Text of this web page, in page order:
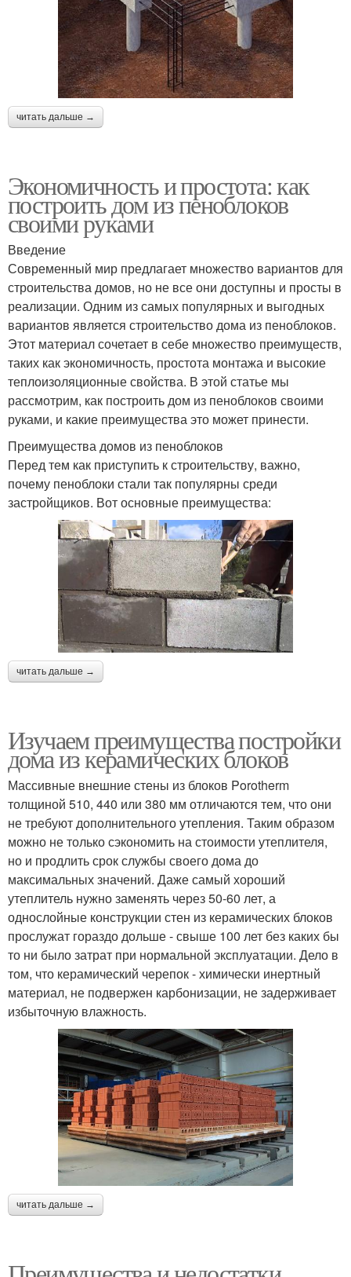
читать дальше →
Экономичность и простота: как
построить дом из пеноблоков
своими руками
Введение
Современный мир предлагает множество вариантов для
строительства домов, но не все они доступны и просты в
реализации. Одним из самых популярных и выгодных
вариантов является строительство дома из пеноблоков.
Этот материал сочетает в себе множество преимуществ,
таких как экономичность, простота монтажа и высокие
теплоизоляционные свойства. В этой статье мы
рассмотрим, как построить дом из пеноблоков своими
руками, и какие преимущества это может принести.
Преимущества домов из пеноблоков
Перед тем как приступить к строительству, важно,
почему пеноблоки стали так популярны среди
застройщиков. Вот основные преимущества:
читать дальше →
Изучаем преимущества постройки
дома из керамических блоков
Массивные внешние стены из блоков Porotherm
толщиной 510, 440 или 380 мм отличаются тем, что они
не требуют дополнительного утепления. Таким образом
можно не только сэкономить на стоимости утеплителя,
но и продлить срок службы своего дома до
максимальных значений. Даже самый хороший
утеплитель нужно заменять через 50-60 лет, а
однослойные конструкции стен из керамических блоков
прослужат гораздо дольше - свыше 100 лет без каких бы
то ни было затрат при нормальной эксплуатации. Дело в
том, что керамический черепок - химически инертный
материал, не подвержен карбонизации, не задерживает
избыточную влажность.
читать дальше →